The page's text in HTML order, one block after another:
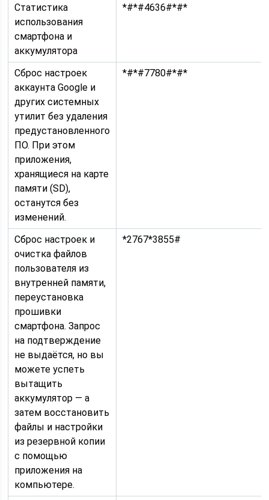
Статистика
использования
смартфона и
аккумулятора
*#*#4636#*#*
Сброс настроек
аккаунта Google и
других системных
утилит без удаления
предустановленного
ПО. При этом
приложения,
хранящиеся на карте
памяти (SD),
останутся без
изменений.
*#*#7780#*#*
Сброс настроек и
очистка файлов
пользователя из
внутренней памяти,
переустановка
прошивки
смартфона. Запрос
на подтверждение
не выдаётся, но вы
можете успеть
вытащить
аккумулятор — а
затем восстановить
файлы и настройки
из резервной копии
с помощью
приложения на
компьютере.
*2767*3855#